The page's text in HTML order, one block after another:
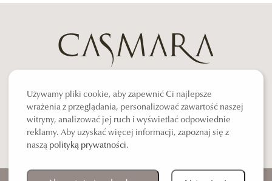
POLITYKA PRYWATNOŚCI
KONTAKT
Używamy pliki cookie, aby zapewnić Ci najlepsze
wrażenia z przeglądania, personalizować zawartość naszej
witryny, analizować jej ruch i wyświetlać odpowiednie
reklamy. Aby uzyskać więcej informacji, zapoznaj się z
naszą polityką prywatności.